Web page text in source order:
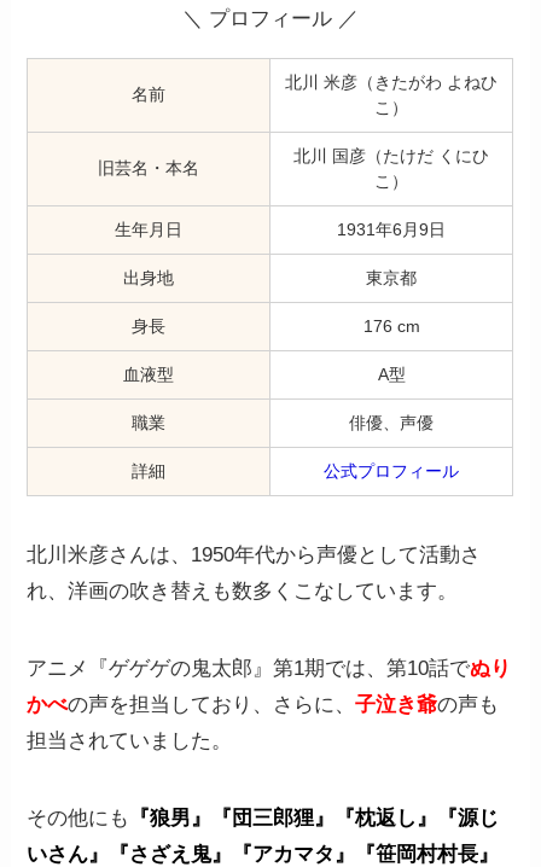
＼ プロフィール ／
名前
北川 米彦（きたがわ よねひ
こ）
旧芸名・本名
北川 国彦（たけだ くにひ
こ）
生年月日 1931年6月9日
出身地 東京都
身長 176 cm
血液型 A型
職業 俳優、声優
詳細 公式プロフィール
北川米彦さんは、1950年代から声優として活動さ
れ、洋画の吹き替えも数多くこなしています。
アニメ『ゲゲゲの鬼太郎』第1期では、第10話でぬり
かべの声を担当しており、さらに、子泣き爺の声も
担当されていました。
その他にも
『狼男』『団三郎狸』『枕返し』『源じ
いさん』『さざえ鬼』『アカマタ』『笹岡村村長』